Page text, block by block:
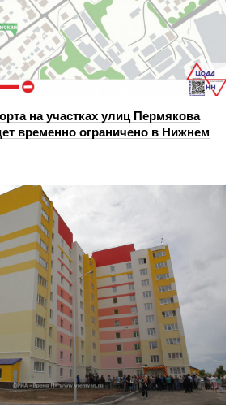
на участках улиц Пермякова
временно ограничено в Нижнем